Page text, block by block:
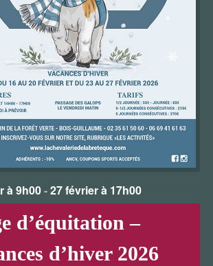
d’équitation –
d’hiver 2026
à 9h00-27 février à 17h00